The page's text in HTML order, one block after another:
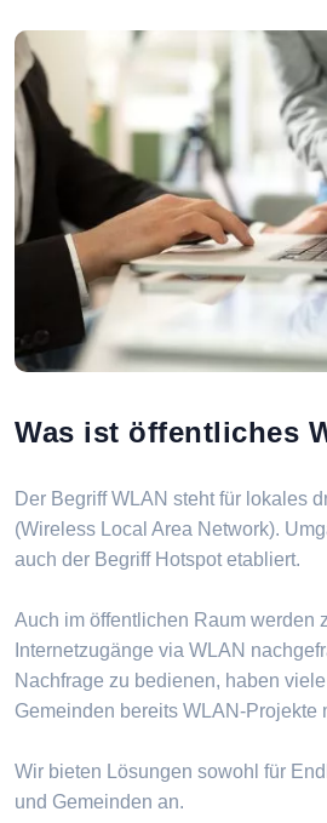
Was ist öffentliches
Der Begriff WLAN steht für lokales
(Wireless Local Area Network).
auch der Begriff Hotspot etabliert.
Auch im öffentlichen Raum werden
Internetzugänge via WLAN
Nachfrage zu bedienen, haben
Gemeinden bereits WLAN-Projekte
Wir bieten Lösungen sowohl für
und Gemeinden an.